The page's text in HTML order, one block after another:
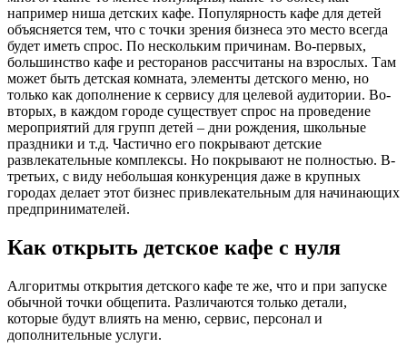
например ниша детских кафе. Популярность кафе для детей
объясняется тем, что с точки зрения бизнеса это место всегда
будет иметь спрос. По нескольким причинам. Во-первых,
большинство кафе и ресторанов рассчитаны на взрослых. Там
может быть детская комната, элементы детского меню, но
только как дополнение к сервису для целевой аудитории. Во-
вторых, в каждом городе существует спрос на проведение
мероприятий для групп детей – дни рождения, школьные
праздники и т.д. Частично его покрывают детские
развлекательные комплексы. Но покрывают не полностью. В-
третьих, с виду небольшая конкуренция даже в крупных
городах делает этот бизнес привлекательным для начинающих
предпринимателей.
Как открыть детское кафе с нуля
Алгоритмы открытия детского кафе те же, что и при запуске
обычной точки общепита. Различаются только детали,
которые будут влиять на меню, сервис, персонал и
дополнительные услуги.